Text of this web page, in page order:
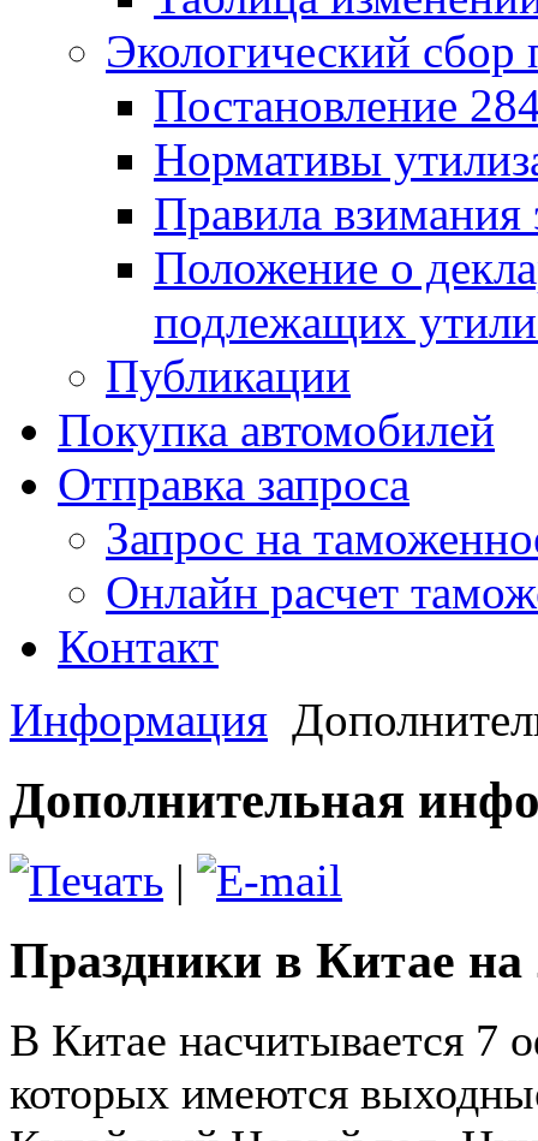
Экологический сбор
Постановление
Нормативы
Правила взимания
Положение о
подлежащих
Публикации
Покупка автомобилей
Отправка запроса
Запрос на
Онлайн расчет
Контакт
Информация
Дополнительная
|
Праздники в Китае на
В Китае насчитывается 7
которых имеются